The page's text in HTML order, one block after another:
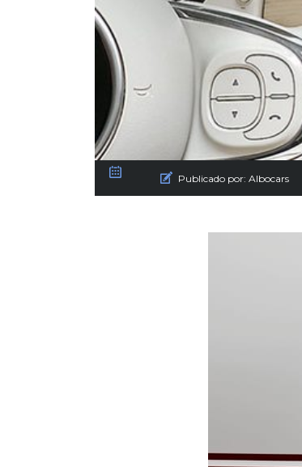
Publicado por: Albocars